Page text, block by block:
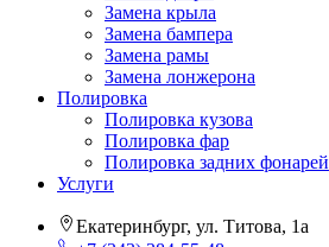
Замена крыла
Замена бампера
Замена рамы
Замена лонжерона
Полировка
Полировка кузова
Полировка фар
Полировка задних фонарей
Услуги
Екатеринбург, ул. Титова, 1а